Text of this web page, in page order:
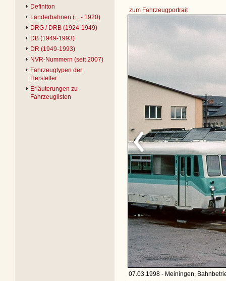
Definiton
Länderbahnen (... - 1920)
DRG / DRB (1924-1949)
DB (1949-1993)
DR (1949-1993)
NVR-Nummern (seit 2007)
Fahrzeugtypen der
Hersteller
Erläuterungen zu
Fahrzeuglisten
zum Fahrzeugportrait
07.03.1998 - Meiningen,